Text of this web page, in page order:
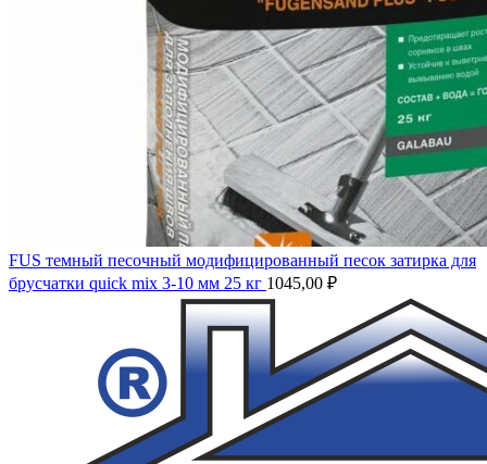
FUS темный песочный модифицированный песок затирка для
брусчатки quick mix 3-10 мм 25 кг 1045,00 ₽